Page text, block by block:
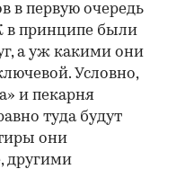
в первую очередь
в принципе были
а уж какими они
Условно,
и пекарня
туда будут
они
другими